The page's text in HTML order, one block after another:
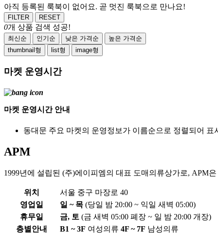
아직 등록된 룩북이 없어요. 곧 멋진 룩북으로 만나요!
FILTER RESET
0개 상품 검색 성공!
최신순 인기순 낮은 가격순
높은 가격순
thumbnail형
list형 image형
마켓 운영시간
마켓 운영시간 안내
동대문 주요 마켓의 운영정보가 이름순으로 정렬되어 표
APM
1999년에 설립된 (주)에이피엠의 대표 도매의류상가로, APM
위치
서울 중구 마장로 40
영업일
일 ~ 목 (당일 밤 20:00 ~ 익일 새벽 05:00)
휴무일
금, 토 (금 새벽 05:00 폐장 ~ 일 밤 20:00 개장)
층별안내
B1 ~ 3F 여성의류 4F ~ 7F 남성의류